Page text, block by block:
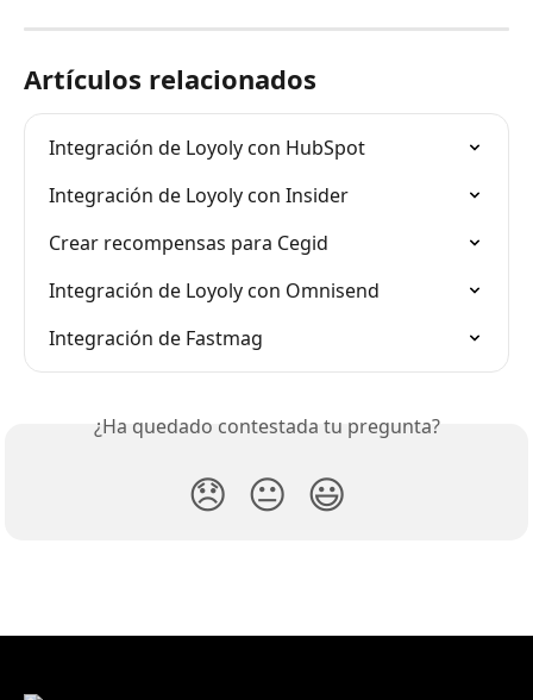
Artículos relacionados
Integración de Loyoly con HubSpot
Integración de Loyoly con Insider
Crear recompensas para Cegid
Integración de Loyoly con Omnisend
Integración de Fastmag
¿Ha quedado contestada tu pregunta?
😞 😐 😃